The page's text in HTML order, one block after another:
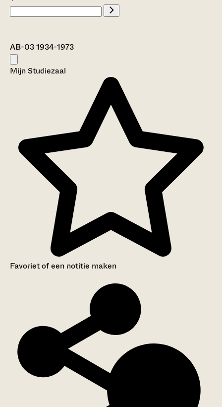
AB-03 1934-1973
Mijn Studiezaal
Favoriet of een notitie maken